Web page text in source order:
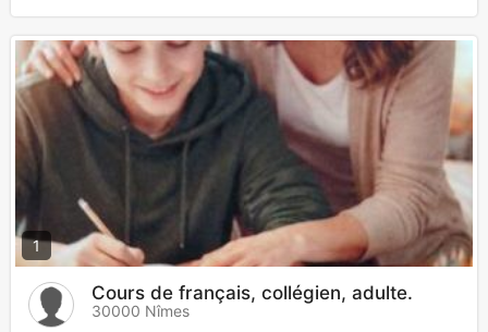
1
Cours de français, collégien, adulte.
30000 Nîmes